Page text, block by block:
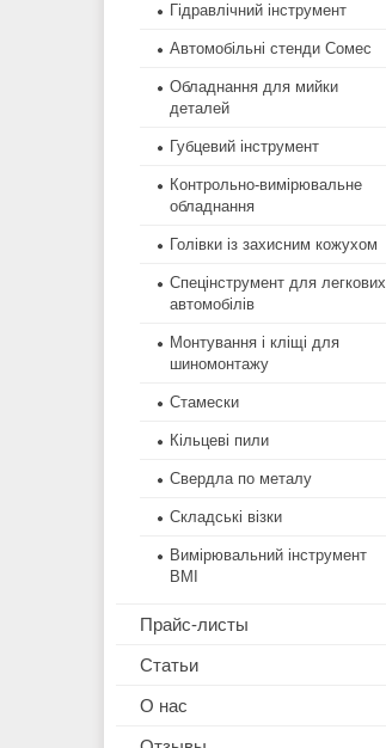
Гідравлічний інструмент
Автомобільні стенди Сомес
Обладнання для мийки
деталей
Губцевий інструмент
Контрольно-вимірювальне
обладнання
Голівки із захисним кожухом
Спецінструмент для легкових
автомобілів
Монтування і кліщі для
шиномонтажу
Стамески
Кільцеві пили
Свердла по металу
Складські візки
Вимірювальний інструмент
BMI
Прайс-листы
Статьи
О нас